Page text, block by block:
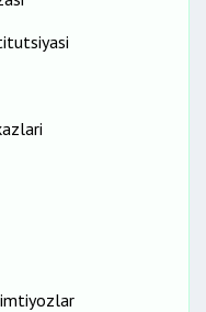
imtiyozlar